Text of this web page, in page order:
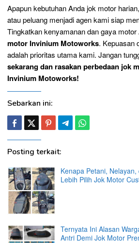
Apapun kebutuhan Anda jok motor
atau peluang menjadi agen kami siap
Tingkatkan kenyamanan dan gaya motor
motor Invinium Motoworks. Kepuasan
adalah prioritas utama kami. Jangan
sekarang dan rasakan perbedaan jok
Invinium Motoworks!
Sebarkan ini:
Posting terkait:
Kenapa Petani,
Lebih Pilih Jok Motor
Ternyata Ini Alasan
Antri Demi Jok Motor